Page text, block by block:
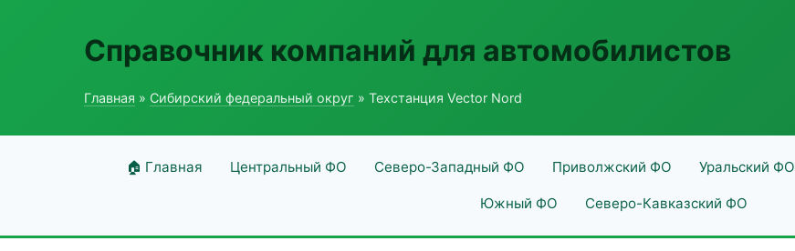
Справочник компаний для автомобилистов
Главная » Сибирский федеральный округ » Техстанция Vector Nord
🏠 Главная Центральный ФО Северо-Западный ФО Приволжский ФО Уральский ФО
Южный ФО Северо-Кавказский ФО